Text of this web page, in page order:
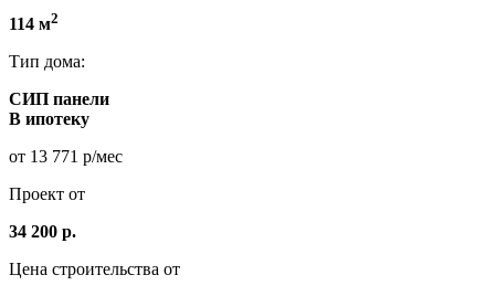
114 м2
Тип дома:
СИП панели
В ипотеку
от 13 771 р/мес
Проект от
34 200 р.
Цена строительства от